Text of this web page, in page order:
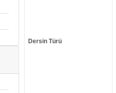
Dersin Türü